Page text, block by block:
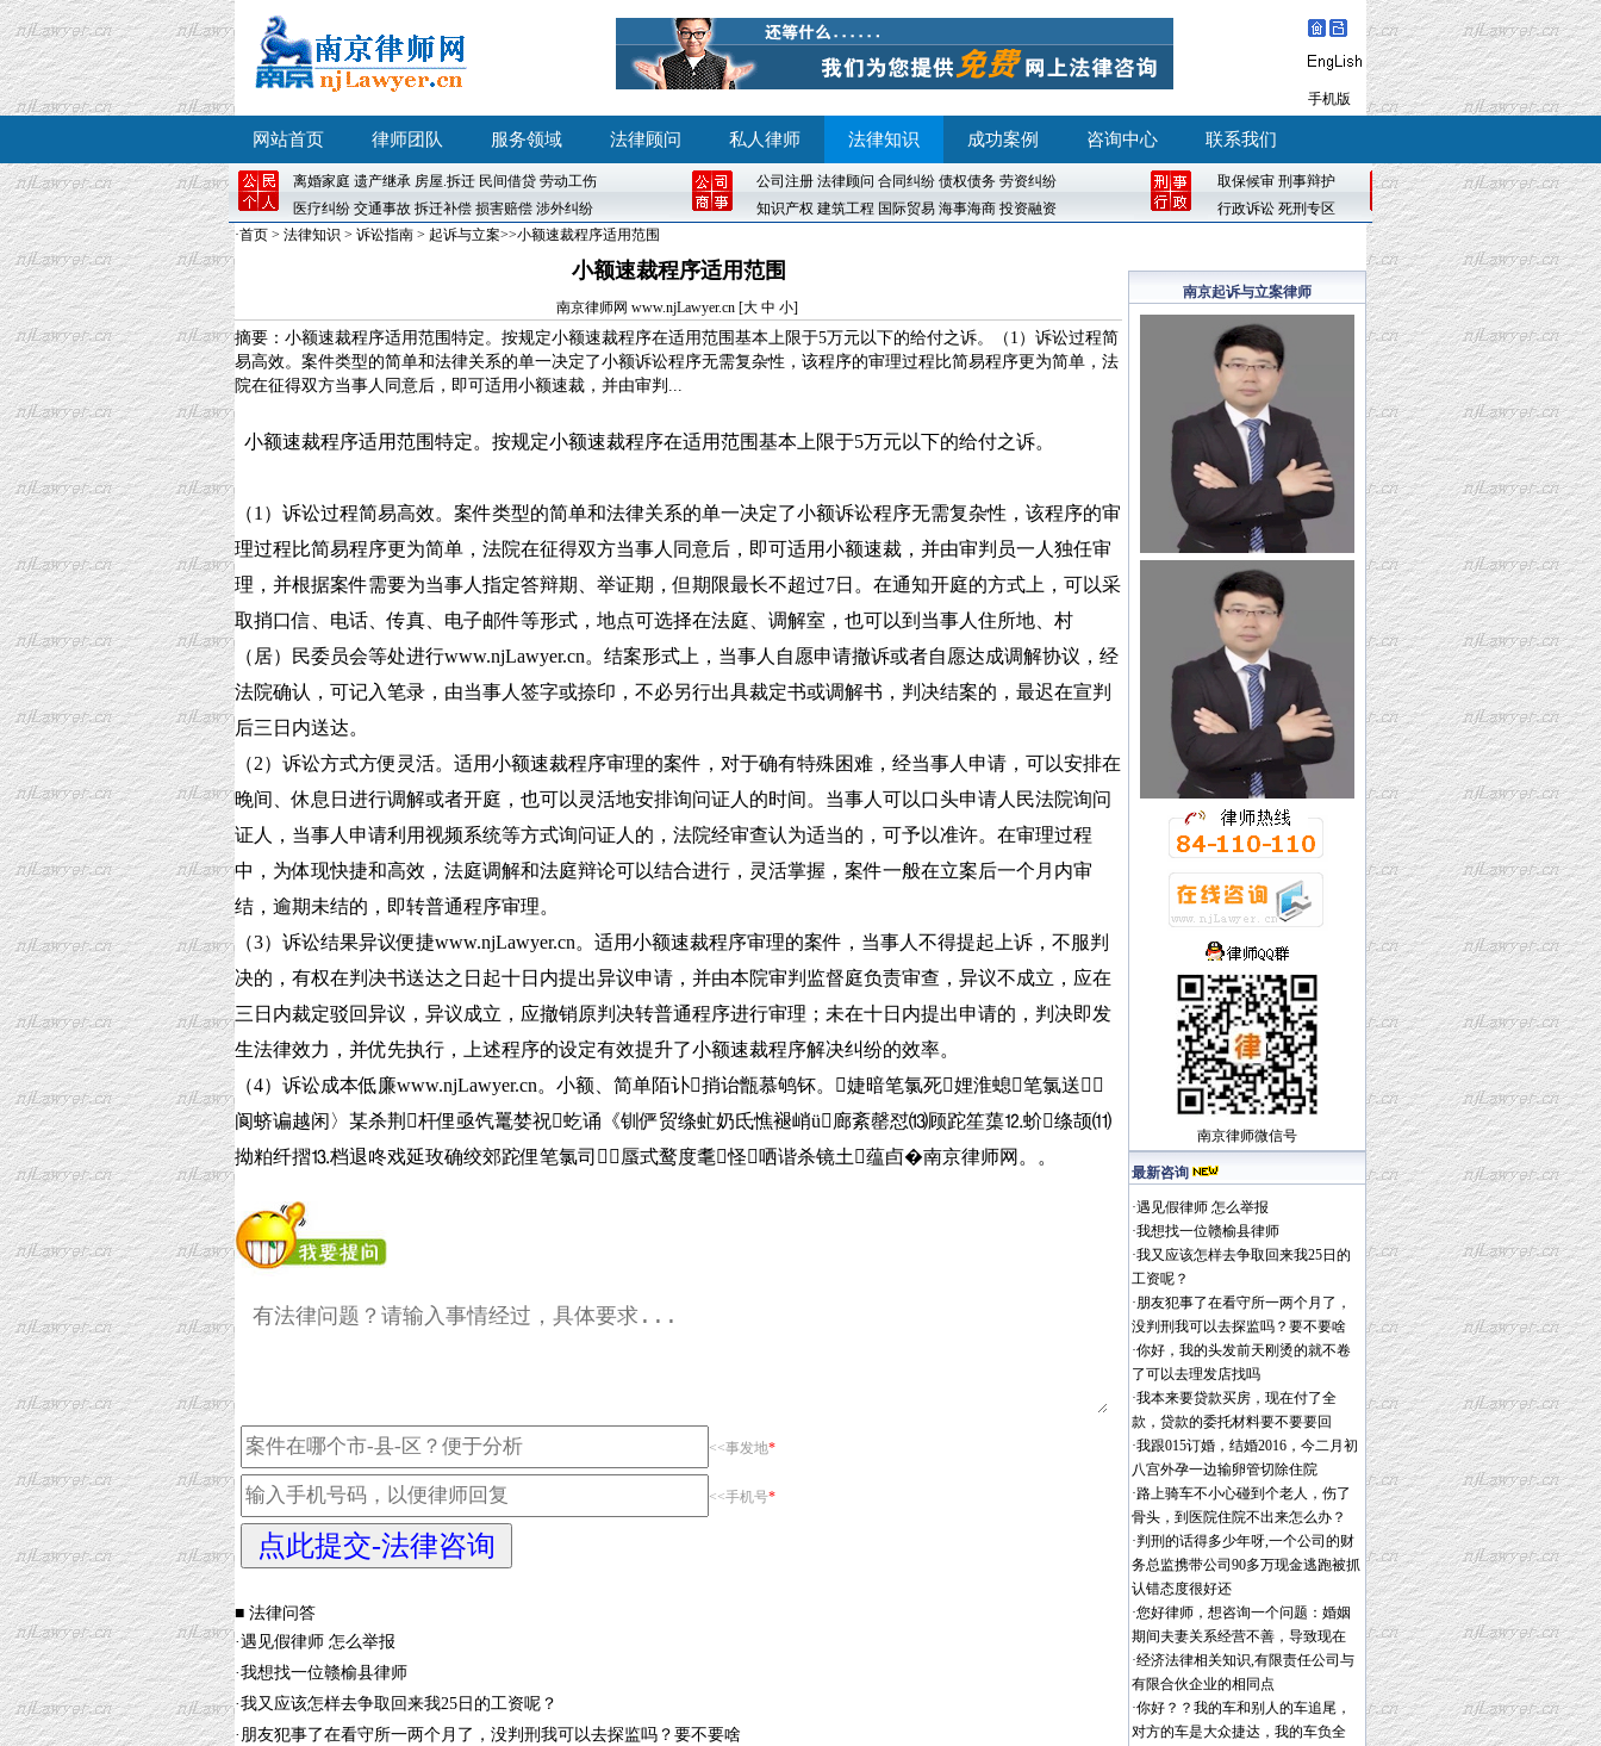
手机版
网站首页 律师团队 服务领域 法律顾问 私人律师 法律知识 成功案例 咨询中心 联系我们
离婚家庭 遗产继承 房屋.拆迁 民间借贷 劳动工伤 公司注册 法律顾问 合同纠纷 债权债务 劳资纠纷 取保候审 刑事辩护
医疗纠纷 交通事故 拆迁补偿 损害赔偿 涉外纠纷 知识产权 建筑工程 国际贸易 海事海商 投资融资 行政诉讼 死刑专区
·首页 > 法律知识 > 诉讼指南 > 起诉与立案>>小额速裁程序适用范围
小额速裁程序适用范围
南京律师网 www.njLawyer.cn [大 中 小]
摘要：小额速裁程序适用范围特定。按规定小额速裁程序在适用范围基本上限于5万元以下的给付之诉。（1）诉讼过程简
易高效。案件类型的简单和法律关系的单一决定了小额诉讼程序无需复杂性，该程序的审理过程比简易程序更为简单，法
院在征得双方当事人同意后，即可适用小额速裁，并由审判...
小额速裁程序适用范围特定。按规定小额速裁程序在适用范围基本上限于5万元以下的给付之诉。
（1）诉讼过程简易高效。案件类型的简单和法律关系的单一决定了小额诉讼程序无需复杂性，该程序的审
理过程比简易程序更为简单，法院在征得双方当事人同意后，即可适用小额速裁，并由审判员一人独任审
理，并根据案件需要为当事人指定答辩期、举证期，但期限最长不超过7日。在通知开庭的方式上，可以采
取捎口信、电话、传真、电子邮件等形式，地点可选择在法庭、调解室，也可以到当事人住所地、村
（居）民委员会等处进行www.njLawyer.cn。结案形式上，当事人自愿申请撤诉或者自愿达成调解协议，经
法院确认，可记入笔录，由当事人签字或捺印，不必另行出具裁定书或调解书，判决结案的，最迟在宣判
后三日内送达。
（2）诉讼方式方便灵活。适用小额速裁程序审理的案件，对于确有特殊困难，经当事人申请，可以安排在
晚间、休息日进行调解或者开庭，也可以灵活地安排询问证人的时间。当事人可以口头申请人民法院询问
证人，当事人申请利用视频系统等方式询问证人的，法院经审查认为适当的，可予以准许。在审理过程
中，为体现快捷和高效，法庭调解和法庭辩论可以结合进行，灵活掌握，案件一般在立案后一个月内审
结，逾期未结的，即转普通程序审理。
（3）诉讼结果异议便捷www.njLawyer.cn。适用小额速裁程序审理的案件，当事人不得提起上诉，不服判
决的，有权在判决书送达之日起十日内提出异议申请，并由本院审判监督庭负责审查，异议不成立，应在
三日内裁定驳回异议，异议成立，应撤销原判决转普通程序进行审理；未在十日内提出申请的，判决即发
生法律效力，并优先执行，上述程序的设定有效提升了小额速裁程序解决纠纷的效率。
（4）诉讼成本低廉www.njLawyer.cn。小额、简单陌讣捎诒甑慕鸲钚。婕暗笔氯死娌淮螅笔氯送
阆蛴谝越闲〉某杀荆杆俚亟饩鼍婪祝虼诵《钏俨贸绦虻奶氐憔褪峭ü廊紊罄怼⒀顾跎笙蕖⒓蚧绦颉⑾
拗粕纤摺⒔档退咚戏延玫确绞郊跎俚笔氯司蜃式鹜度耄怪哂谐杀镜土蕴卣�南京律师网。。
<<事发地*
<<手机号*
■ 法律问答
·遇见假律师 怎么举报
·我想找一位赣榆县律师
·我又应该怎样去争取回来我25日的工资呢？
· 朋友犯事了在看守所一两个月了，没判刑我可以去探监吗？要不要啥
南京起诉与立案律师
南京律师微信号
最新咨询
·遇见假律师 怎么举报
·我想找一位赣榆县律师
·我又应该怎样去争取回来我25日的
工资呢？
·朋友犯事了在看守所一两个月了，
没判刑我可以去探监吗？要不要啥
·你好，我的头发前天刚烫的就不卷
了可以去理发店找吗
·我本来要贷款买房，现在付了全
款，贷款的委托材料要不要要回
·我跟015订婚，结婚2016，今二月初
八宫外孕一边输卵管切除住院
·路上骑车不小心碰到个老人，伤了
骨头，到医院住院不出来怎么办？
·判刑的话得多少年呀,一个公司的财
务总监携带公司90多万现金逃跑被抓
认错态度很好还
·您好律师，想咨询一个问题：婚姻
期间夫妻关系经营不善，导致现在
·经济法律相关知识,有限责任公司与
有限合伙企业的相同点
·你好？？我的车和别人的车追尾，
对方的车是大众捷达，我的车负全